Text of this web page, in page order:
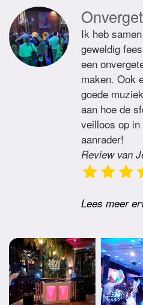
Ik heb
geweldig
een
maken. Ook
goede
aan hoe de
veilloos op
aanrader!
Review van
Lees meer